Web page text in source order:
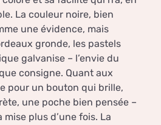
La couleur noire, bien
une évidence, mais
gronde, les pastels
galvanise – l’envie du
consigne. Quant aux
pour un bouton qui brille,
une poche bien pensée –
plus d’une fois. La